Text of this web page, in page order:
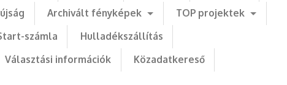
Archivált fényképek
TOP projektek
számla
Hulladékszállítás
Választási információk
Közadatkereső